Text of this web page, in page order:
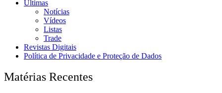
Últimas
Notícias
Vídeos
Listas
Trade
Revistas Digitais
Política de Privacidade e Proteção de Dados
Matérias Recentes